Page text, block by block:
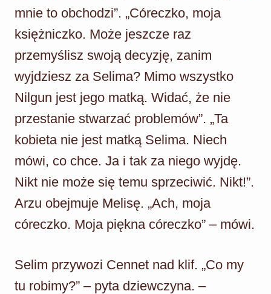
mnie to obchodzi”. „Córeczko, moja
księżniczko. Może jeszcze raz
przemyślisz swoją decyzję, zanim
wyjdziesz za Selima? Mimo wszystko
Nilgun jest jego matką. Widać, że nie
przestanie stwarzać problemów”. „Ta
kobieta nie jest matką Selima. Niech
mówi, co chce. Ja i tak za niego wyjdę.
Nikt nie może się temu sprzeciwić. Nikt!”.
Arzu obejmuje Melisę. „Ach, moja
córeczko. Moja piękna córeczko” – mówi.
Selim przywozi Cennet nad klif. „Co my
tu robimy?” – pyta dziewczyna. –